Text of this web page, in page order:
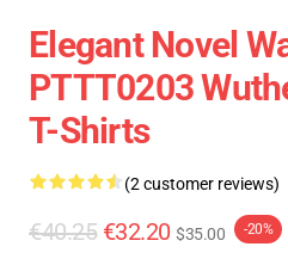
Elegant Novel
PTTT0203
T-Shirts
(2 customer reviews)
€40.25 €32.20 $35.00 -20%